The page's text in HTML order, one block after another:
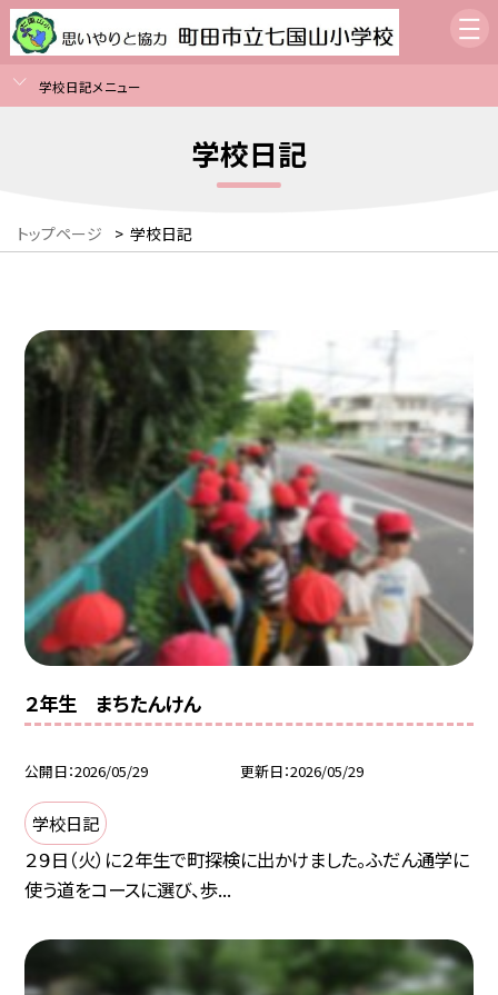
学校日記メニュー
学校日記
トップページ > 学校日記
２年生 まちたんけん
公開日 2026/05/29 更新日 2026/05/29
学校日記
２９日（火）に２年生で町探検に出かけました。ふだん通学に
使う道をコースに選び、歩...